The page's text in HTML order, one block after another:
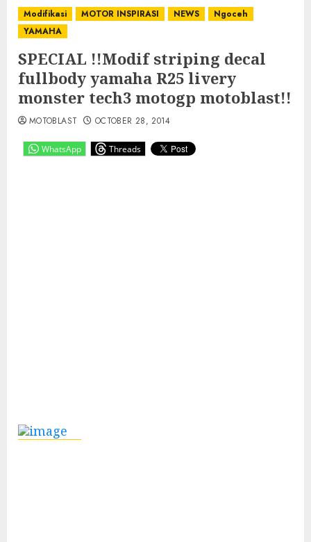
Modifikasi MOTOR INSPIRASI NEWS
Ngoceh
YAMAHA
SPECIAL !!Modif striping decal
fullbody yamaha R25 livery
monster tech3 motogp motoblast!!
WhatsApp Threads
MOTOBLAST OCTOBER 28, 2014